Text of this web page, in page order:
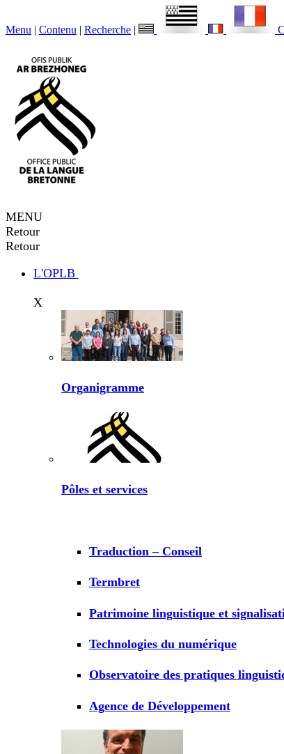
Menu | Contenu | Recherche |
MENU
Retour
Retour
L'OPLB
X
Organigramme
Pôles et services
Traduction – Conseil
Termbret
Patrimoine linguistique et
Technologies du numérique
Observatoire des pratiques
Agence de Développement